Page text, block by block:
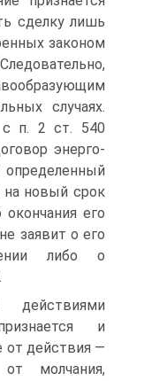
сделку лишь
законом
случаях.
с п. 2 ст. 540
энерго­
на новый срок
его
заявит о его
либо о
и
от действия —
молчания,